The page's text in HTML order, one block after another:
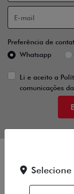
Preferência de
Whatsapp
Li e aceito a
comunicações
NOVOS